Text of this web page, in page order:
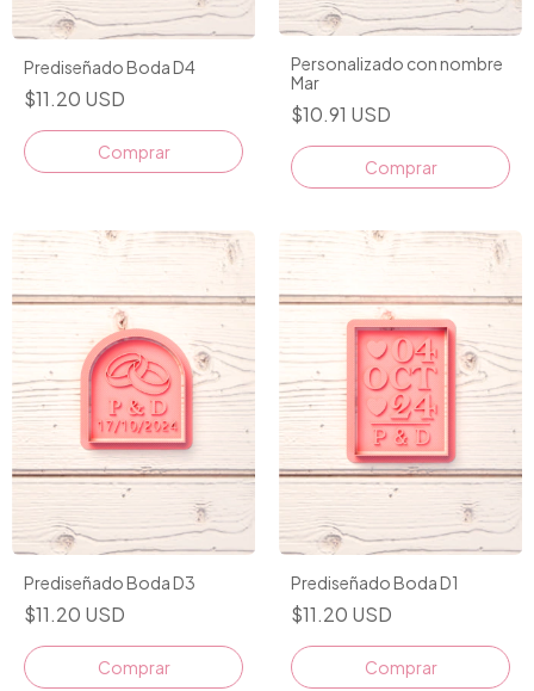
Prediseñado Boda D4
$11.20 USD
Personalizado con nombre
Mar
$10.91 USD
Prediseñado Boda D3
$11.20 USD
Prediseñado Boda D1
$11.20 USD